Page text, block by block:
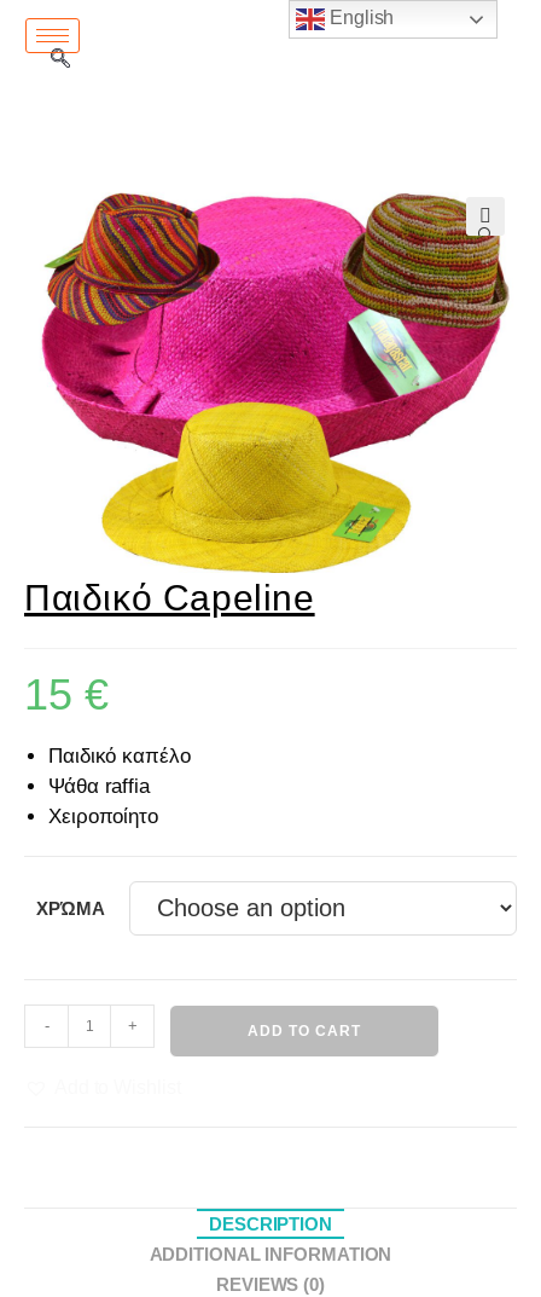
🔍
Παιδικό Capeline
15 €
Παιδικό καπέλο
Ψάθα raffia
Χειροποίητο
ΧΡΏΜΑ
- + ADD TO CART
DESCRIPTION
ADDITIONAL INFORMATION
REVIEWS (0)
English